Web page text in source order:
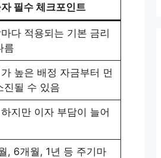
필수 체크포인트
다 적용되는 기본 금리
름
높은 배정 자금부터 먼
진될 수 있음
지만 이자 부담이 늘어
, 6개월, 1년 등 주기마